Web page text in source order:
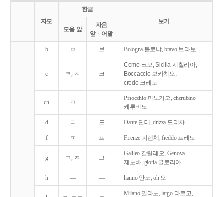
자모
한글
보기
모음 앞
자음
앞ㆍ어말
b ㅂ 브 Bologna 볼로냐, bravo 브라보
c ㅋ, ㅊ 크
Como 코모, Sicilia 시칠리아,
Boccaccio 보카치오,
credo 크레도
ch ㅋ ―
Pinocchio 피노키오, cherubino
케루비노
d ㄷ 드 Dante 단테, drizza 드리차
f ㅍ 프 Firenze 피렌체, freddo 프레도
g ㄱ, ㅈ 그
Galileo 갈릴레오, Genova
제노바, gloria 글로리아
h ― ― hanno 안노, oh 오
Milano 밀라노, largo 라르고,